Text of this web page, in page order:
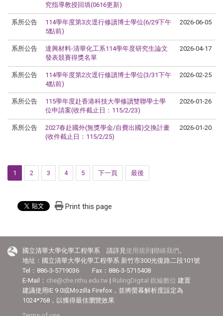
究指導教授回填(0616更新)
系所公告
114學年度第3次逕行修讀博士學位(6/29下午
5點前)
2026-06-05
系所公告
達興材料-清華化工系114學年度研究生論文
發表競賽得獎名單
2026-04-17
系所公告
114學年度第2次逕行修讀博士學位(3/31下午
4點前)
2026-02-25
系所公告
115學年度赴香港科技大學修讀雙聯學士學
位申請案(收件截止日：115/2/23)
2026-01-26
系所公告
2027春赴國外(無獎學金/自費出國)交換計畫
(收件截止日：115/2/25)
2026-01-20
1 2 3 4 5 下一頁 最後
Print this page
國立清華大學化學工程學系 請詳見使用規則 |聯絡我們 。
地址：國立清華大學化學工程學系 新竹市300光復路二段101號
Tel：886-3-5719036 Fax：886-3-5715408
E-Mail： che@che.nthu.edu.tw | RulingDigital 銳綸數位 建置
建議使用IE 9.0或Mozilla Firefox，並將螢幕解析度設定為
1024*768，以獲得最佳瀏覽效果